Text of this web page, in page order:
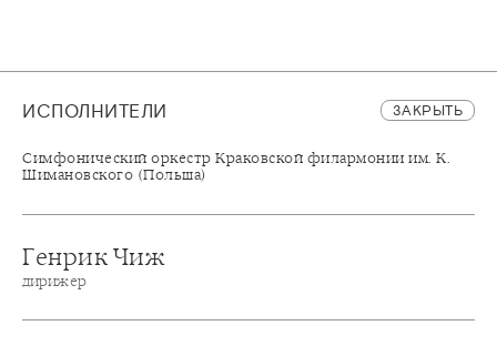
ИСПОЛНИТЕЛИ ЗАКРЫТЬ
Симфонический оркестр Краковской филармонии им. К.
Шимановского (Польша)
Генрик Чиж
дирижер